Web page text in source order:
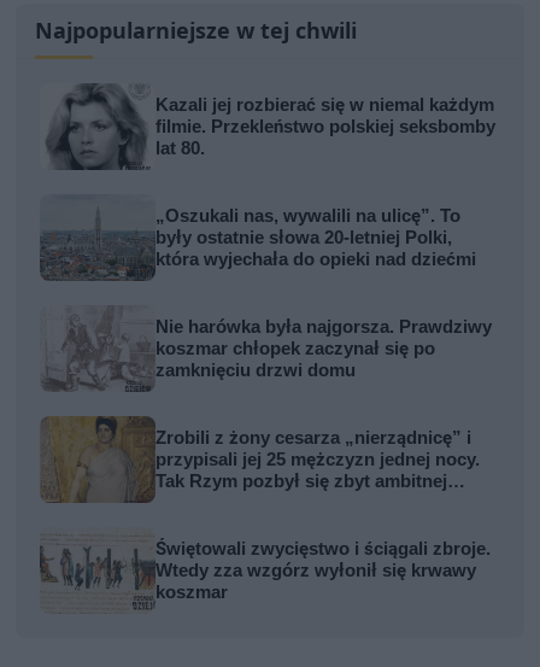
Najpopularniejsze w tej chwili
Kazali jej rozbierać się w niemal każdym
filmie. Przekleństwo polskiej seksbomby
lat 80.
„Oszukali nas, wywalili na ulicę”. To
były ostatnie słowa 20-letniej Polki,
która wyjechała do opieki nad dziećmi
Nie harówka była najgorsza. Prawdziwy
koszmar chłopek zaczynał się po
zamknięciu drzwi domu
Zrobili z żony cesarza „nierządnicę” i
przypisali jej 25 mężczyzn jednej nocy.
Tak Rzym pozbył się zbyt ambitnej
Świętowali zwycięstwo i ściągali zbroje.
Wtedy zza wzgórz wyłonił się krwawy
koszmar